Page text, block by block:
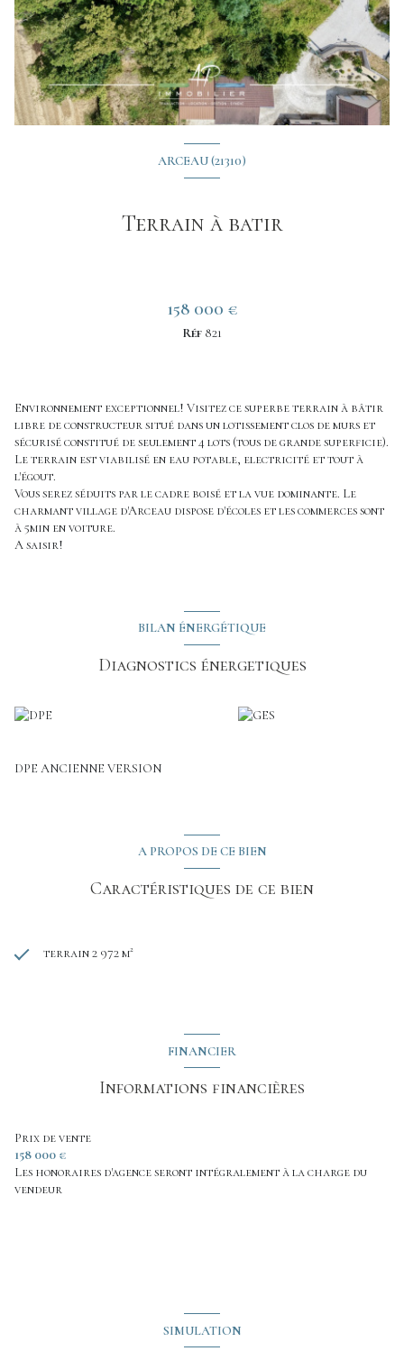
ARCEAU (21310)
Terrain à batir
158 000 €
Réf 821
Environnement exceptionnel! Visitez ce superbe terrain à bâtir
libre de constructeur situé dans un lotissement clos de murs et
sécurisé constitué de seulement 4 lots (tous de grande superficie).
Le terrain est viabilisé en eau potable, electricité et tout à
l'égout.
Vous serez séduits par le cadre boisé et la vue dominante. Le
charmant village d'Arceau dispose d'écoles et les commerces sont
à 5min en voiture.
A saisir!
BILAN ÉNERGÉTIQUE
Diagnostics énergetiques
DPE ANCIENNE VERSION
A PROPOS DE CE BIEN
Caractéristiques de ce bien
terrain 2 972 m²
FINANCIER
Informations financières
Prix de vente
158 000 €
Les honoraires d'agence seront intégralement à la charge du
vendeur
SIMULATION